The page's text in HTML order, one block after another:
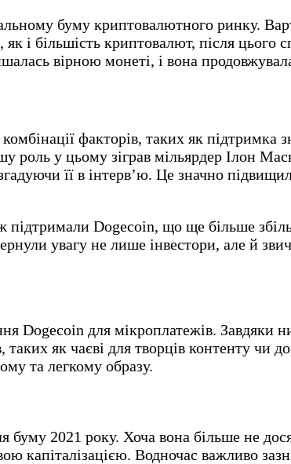
буму криптовалютного ринку.
і більшість криптовалют, після цього
вірною монеті, і вона
факторів, таких як
роль у цьому зіграв мільярдер Ілон
її в інтерв’ю. Це значно
Dogecoin, що ще більше
увагу не лише інвестори, але й
Dogecoin для мікроплатежів. Завдяки
як чаєві для творців контенту чи
та легкому образу.
буму 2021 року. Хоча вона більше не
капіталізацією. Водночас важливо